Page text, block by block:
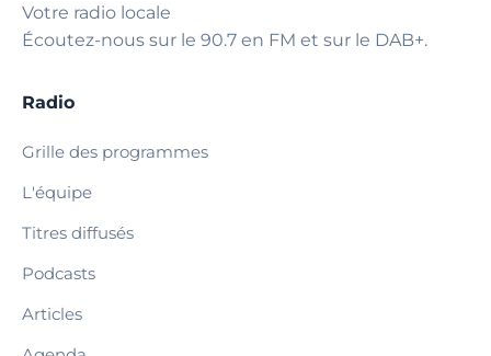
Votre radio locale
Écoutez-nous sur le 90.7 en FM et sur le DAB+.
Radio
Grille des programmes
L'équipe
Titres diffusés
Podcasts
Articles